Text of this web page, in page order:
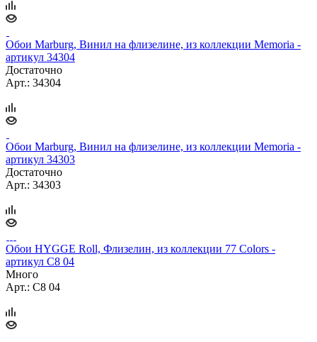
Обои Marburg, Винил на флизелине, из коллекции Memoria -
артикул 34304
Достаточно
Арт.: 34304
Обои Marburg, Винил на флизелине, из коллекции Memoria -
артикул 34303
Достаточно
Арт.: 34303
Обои HYGGE Roll, Флизелин, из коллекции 77 Colors -
артикул C8 04
Много
Арт.: C8 04